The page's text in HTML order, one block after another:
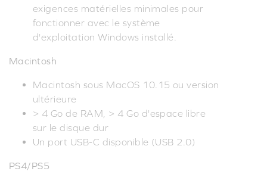
exigences matérielles minimales pour
fonctionner avec le système
d'exploitation Windows installé.
Macintosh
Macintosh sous MacOS 10.15 ou version
ultérieure
> 4 Go de RAM, > 4 Go d'espace libre
sur le disque dur
Un port USB-C disponible (USB 2.0)
PS4/PS5